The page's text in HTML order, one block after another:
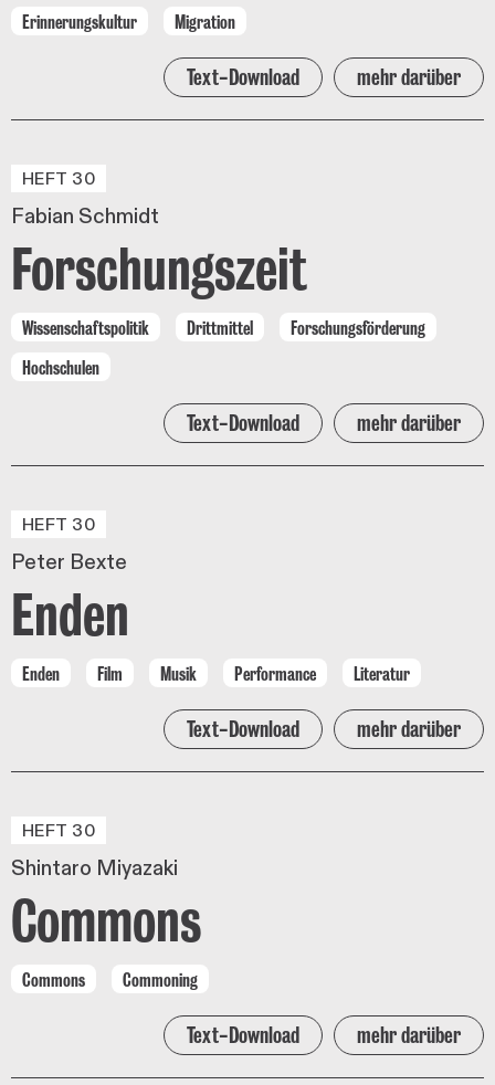
Erinnerungskultur Migration
Text-Download mehr darüber
HEFT 30
Fabian Schmidt
Forschungszeit
Wissenschaftspolitik Drittmittel
Forschungsförderung
Hochschulen
Text-Download mehr darüber
HEFT 30
Peter Bexte
Enden
Enden Film Musik Performance Literatur
Text-Download mehr darüber
HEFT 30
Shintaro Miyazaki
Commons
Commons Commoning
Text-Download mehr darüber